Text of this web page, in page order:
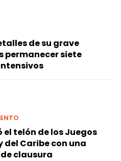
de su grave
permanecer siete
telón de los Juegos
Caribe con una
clausura